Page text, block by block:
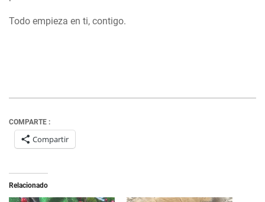
Todo empieza en ti, contigo.
COMPARTE :
Compartir
Relacionado